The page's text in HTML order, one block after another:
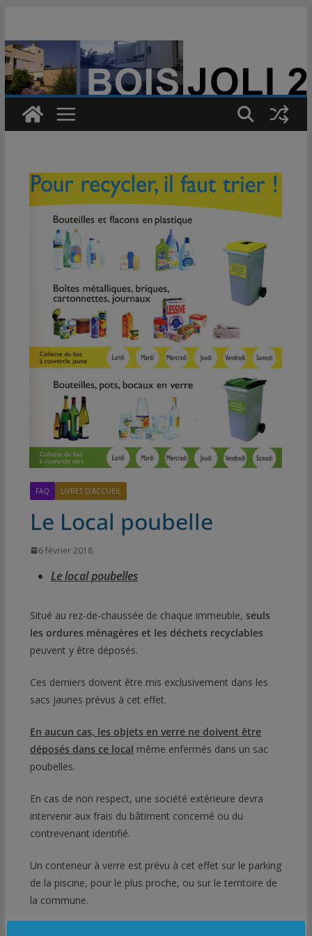
contenu
FAQ LIVRET D’ACCUEIL
Le Local poubelle
6 février 2018
Le local poubelles
Situé au rez-de-chaussée de chaque immeuble, seuls
les ordures ménagères et les déchets recyclables
peuvent y être déposés.
Ces derniers doivent être mis exclusivement dans les
sacs jaunes prévus à cet effet.
En aucun cas, les objets en verre ne doivent être
déposés dans ce local même enfermés dans un sac
poubelles.
En cas de non respect, une société extérieure devra
intervenir aux frais du bâtiment concerné ou du
contrevenant identifié.
Un conteneur à verre est prévu à cet effet sur le parking
de la piscine, pour le plus proche, ou sur le territoire de
la commune.